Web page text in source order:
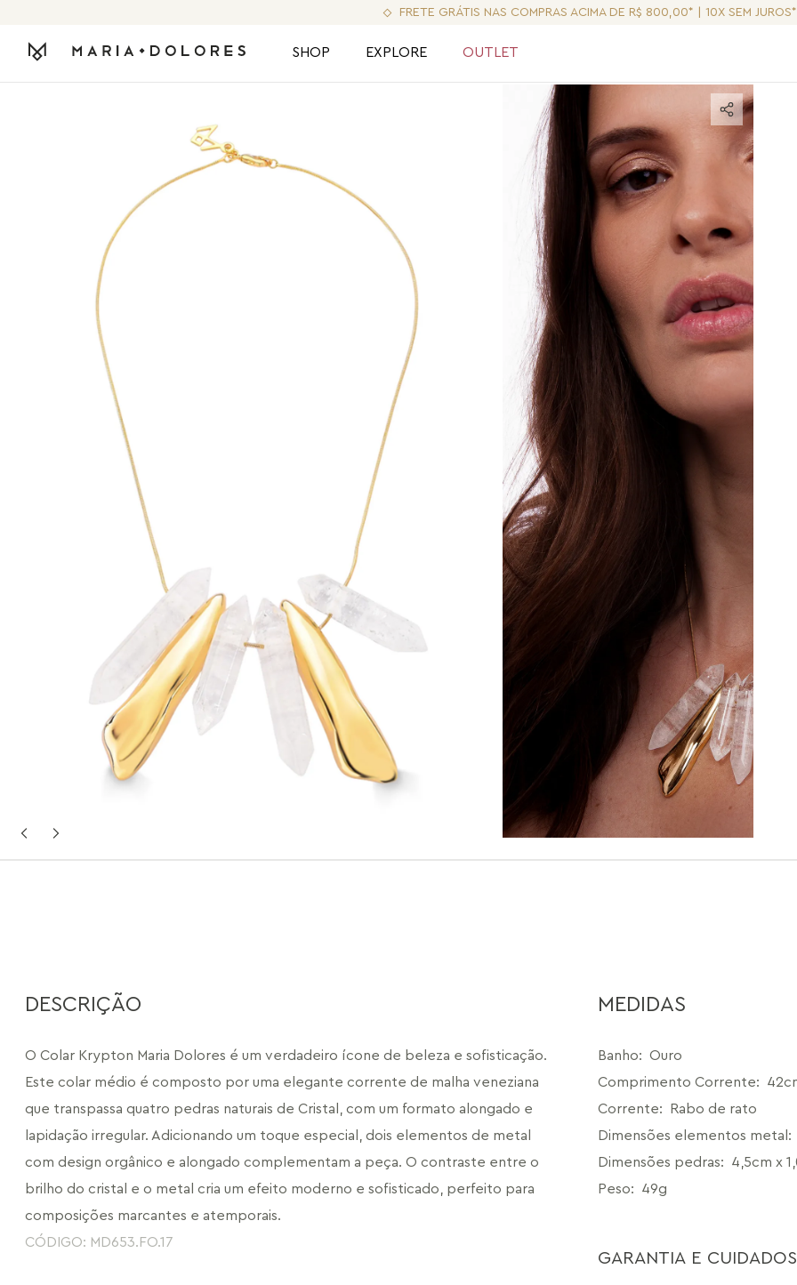
FRETE GRÁTIS NAS COMPRAS ACIMA DE R$ 800,00* | 10X SEM JUROS*
SHOP EXPLORE OUTLET
DESCRIÇÃO
O Colar Krypton Maria Dolores é um verdadeiro ícone de beleza e sofisticação.
Este colar médio é composto por uma elegante corrente de malha veneziana
que transpassa quatro pedras naturais de Cristal, com um formato alongado e
lapidação irregular. Adicionando um toque especial, dois elementos de metal
com design orgânico e alongado complementam a peça. O contraste entre o
brilho do cristal e o metal cria um efeito moderno e sofisticado, perfeito para
composições marcantes e atemporais.
CÓDIGO: MD653.FO.17
MEDIDAS
Banho: Ouro
Comprimento Corrente:
Corrente:
Rabo de rato
Dimensões elementos metal :
Dimensões pedras:
4,5cm x
Peso: 49g
GARANTIA E CUIDADOS